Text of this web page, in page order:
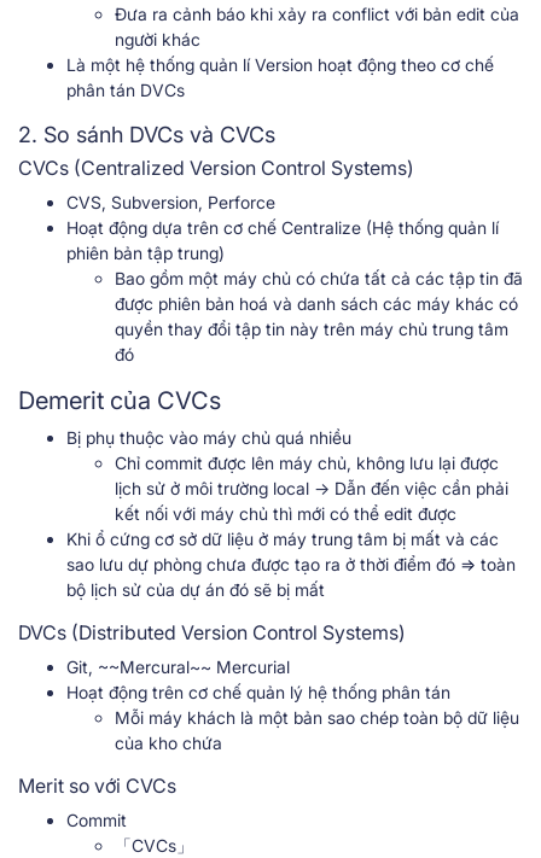
Đưa ra cảnh báo khi xảy ra conflict với bản edit của
người khác
Là một hệ thống quản lí Version hoạt động theo cơ chế
phân tán DVCs
2. So sánh DVCs và CVCs
CVCs (Centralized Version Control Systems)
CVS, Subversion, Perforce
Hoạt động dựa trên cơ chế Centralize (Hệ thống quản lí
phiên bản tập trung)
Bao gồm một máy chủ có chứa tất cả các tập tin đã
được phiên bản hoá và danh sách các máy khác có
quyền thay đổi tập tin này trên máy chủ trung tâm
đó
Demerit của CVCs
Bị phụ thuộc vào máy chủ quá nhiều
Chỉ commit được lên máy chủ, không lưu lại được
lịch sử ở môi trường local → Dẫn đến việc cần phải
kết nối với máy chủ thì mới có thể edit được
Khi ổ cứng cơ sở dữ liệu ở máy trung tâm bị mất và các
sao lưu dự phòng chưa được tạo ra ở thời điểm đó => toàn
bộ lịch sử của dự án đó sẽ bị mất
DVCs (Distributed Version Control Systems)
Git, ~~Mercural~~ Mercurial
Hoạt động trên cơ chế quản lý hệ thống phân tán
Mỗi máy khách là một bản sao chép toàn bộ dữ liệu
của kho chứa
Merit so với CVCs
Commit
「CVCs」